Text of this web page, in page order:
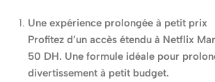
Une expérience prolongée à petit prix
Profitez d’un accès étendu à Netflix
50 DH. Une formule idéale pour
divertissement à petit budget.